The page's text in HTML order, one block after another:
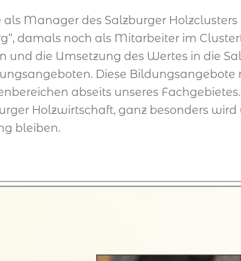
Manager des Salzburger
damals noch als Mitarbeiter im
die Umsetzung des Wertes in die
Diese Bildungsangebote
abseits unseres Fachgebietes.
Holzwirtschaft, ganz besonders
bleiben.